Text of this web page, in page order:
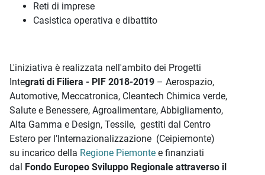
Reti di imprese
Casistica operativa e dibattito
L'iniziativa è realizzata nell'ambito dei Progetti
Integrati di Filiera - PIF 2018-2019 – Aerospazio,
Automotive, Meccatronica, Cleantech Chimica verde,
Salute e Benessere, Agroalimentare, Abbigliamento,
Alta Gamma e Design, Tessile, gestiti dal Centro
Estero per l’Internazionalizzazione (Ceipiemonte)
su incarico della Regione Piemonte e finanziati
dal
Fondo Europeo Sviluppo Regionale attraverso il